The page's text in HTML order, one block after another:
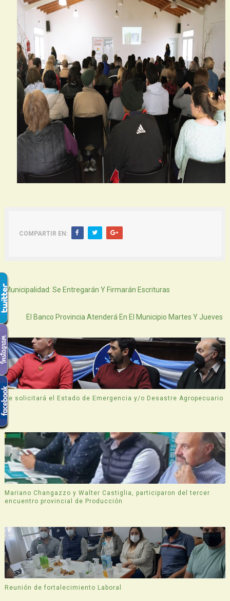
COMPARTIR EN:
Siguiente
Municipalidad: Se Entregarán Y Firmarán Escrituras
El Banco Provincia Atenderá En El Municipio Martes Y Jueves
Se solicitará el Estado de Emergencia y/o Desastre Agropecuario
Mariano Changazzo y Walter Castiglia, participaron del tercer
encuentro provincial de Producción
Reunión de fortalecimiento Laboral